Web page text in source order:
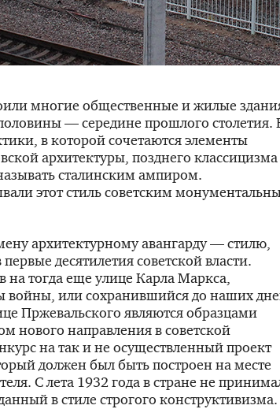
многие общественные и жилые
— середине прошлого столетия.
в которой сочетаются элементы
архитектуры, позднего классицизма
сталинским ампиром.
этот стиль советским
архитектурному авангарду — стилю,
десятилетия советской власти.
тогда еще улице Карла Маркса,
войны, или сохранившийся до наших
Пржевальского являются образцами
нового направления в советской
на так и не осуществленный проект
должен был быть построен на месте
С лета 1932 года в стране не
в стиле строгого конструктивизма.